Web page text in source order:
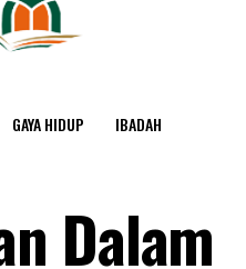
GAYA HIDUP IBADAH
Dalam